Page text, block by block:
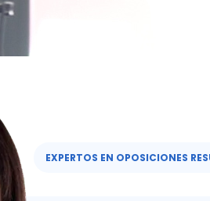
EXPERTOS EN OPOSICIONES